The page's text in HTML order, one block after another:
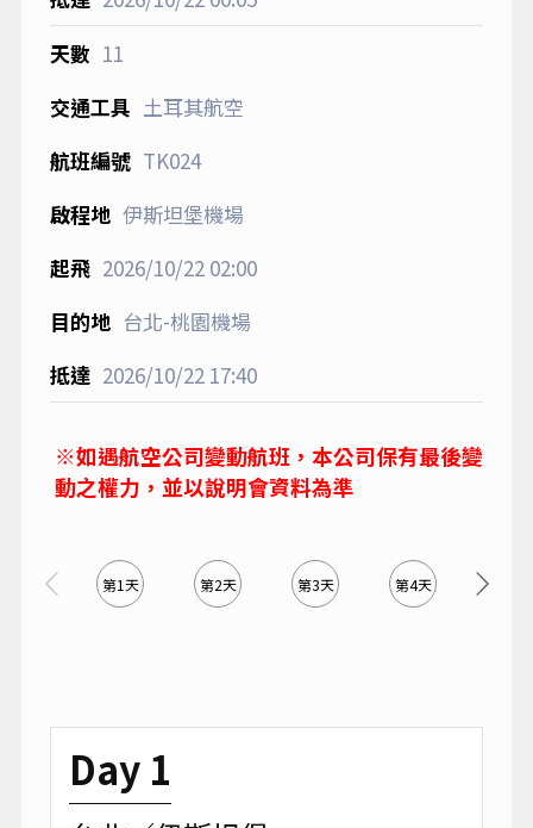
11
土耳其航空
TK024
伊斯坦堡機場
2026/10/2202:00
台北-桃園機場
2026/10/2217:40
※如遇航空公司變動航班，本公司保有最後變
動之權力，並以說明會資料為準
第1天 第2天 第3天 第4天
Day 1